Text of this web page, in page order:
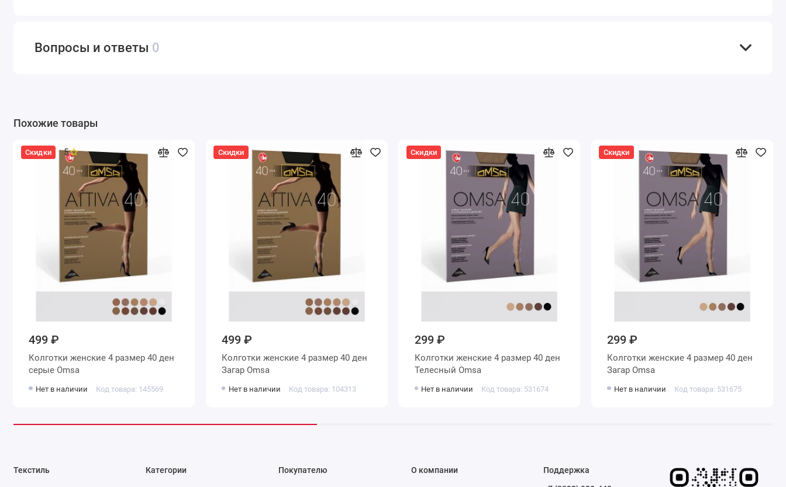
Вопросы и ответы 0
Похожие товары
Скидки 5
499 ₽
Колготки женские 4 размер 40 ден
серые Omsa
Нет в наличии Код товара: 145569
Скидки
499 ₽
Колготки женские 4 размер 40 ден
Загар Omsa
Нет в наличии Код товара: 104313
Скидки
299 ₽
Колготки женские 4 размер 40 ден
Телесный Omsa
Нет в наличии Код товара: 531674
Скидки
299 ₽
Колготки женские 4 размер 40 ден
Загар Omsa
Нет в наличии Код товара: 531675
Текстиль Категории Покупателю О компании
Поддержка